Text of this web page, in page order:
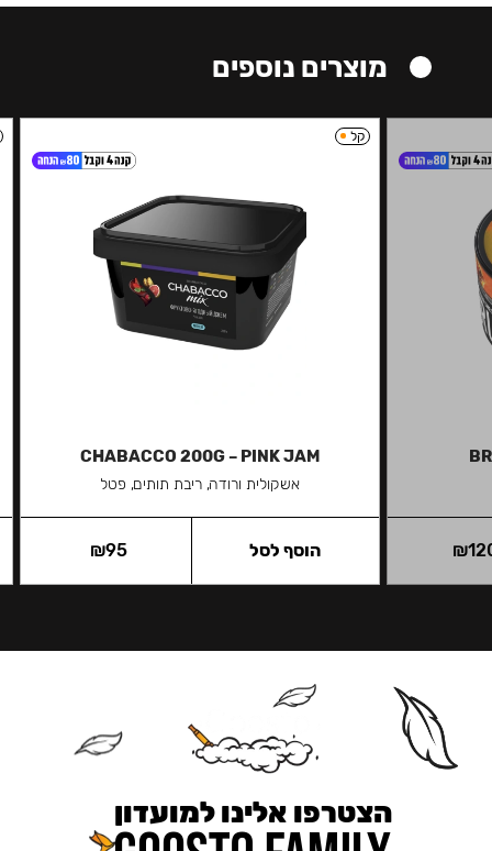
מוצרים נוספים
₪
קל
CHABACCO 200G – PINK JAM
אשקולית ורודה, ריבת תותים, פטל
₪95 הוסף לסל
הצטרפו אלינו למועדון